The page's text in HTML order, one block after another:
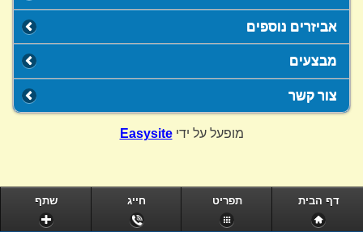
אביזרים נוספים
מבצעים
צור קשר
מופעל על ידיEasysite
שתף חייג תפריט דף הבית